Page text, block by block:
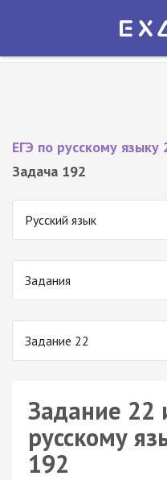
Экзамер — ЕГЭ
ЕГЭ по русскому языку
Задача 192
Русский язык
Задания
Задание 22
Задание 22
русскому
192